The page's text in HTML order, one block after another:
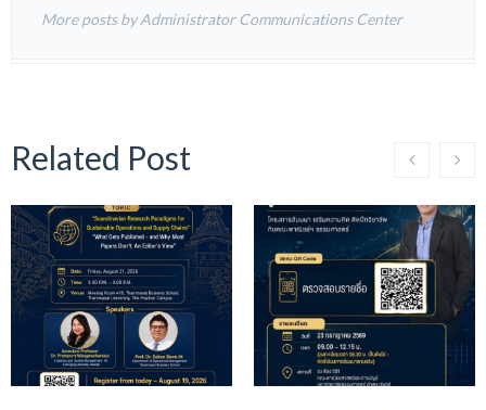
More posts by Administrator Communications Center
Related Post